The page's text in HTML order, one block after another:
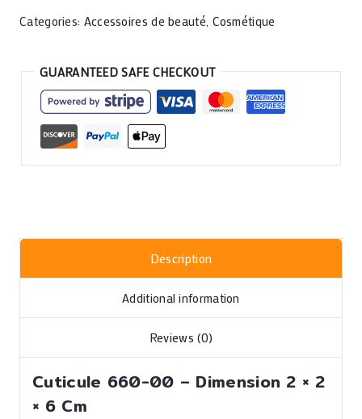
Categories: Accessoires de beauté Cosmétique
GUARANTEED SAFE CHECKOUT
Description
Additional information
Reviews (0)
Cuticule 660-00 – Dimension 2 × 2
× 6 Cm